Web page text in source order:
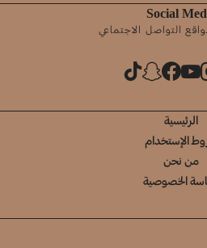
Social
التواصل الاجتماعي
الرئيسية
الإستخدام
من نحن
الخصوصية